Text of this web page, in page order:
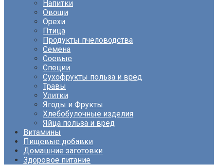
Напитки
Овощи
Орехи
Птица
Продукты пчеловодства
Семена
Соевые
Специи
Сухофрукты польза и вред
Травы
Улитки
Ягоды и Фрукты
Хлебобулочные изделия
Яйца польза и вред
Витамины
Пищевые добавки
Домашние заготовки
Здоровое питание